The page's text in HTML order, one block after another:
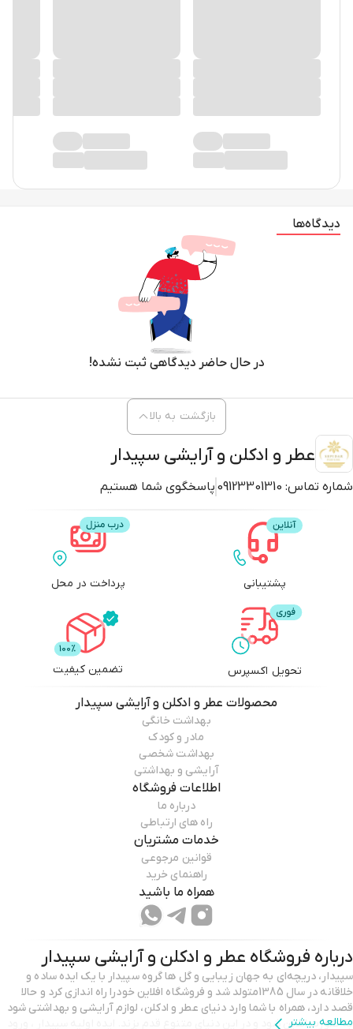
دیدگاه‌ها
در حال حاضر دیدگاهی ثبت نشده!
عطر و ادکلن و آرایشی سپیدار
شماره تماس: 09123301310 پاسخگوی شما هستیم
بازگشت به بالا
پشتیبانی پرداخت در محل
تحویل اکسپرس تضمین کیفیت
محصولات عطر و ادکلن و آرایشی سپیدار
بهداشت خانگی
مادر و کودک
بهداشت شخصی
آرایشی و بهداشتی
اطلاعات فروشگاه
درباره ما
راه های ارتباطی
خدمات مشتریان
قوانین مرجوعی
راهنمای خرید
همراه ما باشید
درباره فروشگاه عطر و ادکلن و آرایشی سپیدار
سپیدار، دریچه‌ای به جهان زیبایی و گل ها گروه سپیدار با یک ایده‌ ساده و
خلاقانه در سال 1385متولد شد و فروشگاه افلاین خودرا راه اندازی کرد و حالا
قصد دارد، همراه با شما وارد دنیای عطر و ادکلن، لوازم آرایشی و بهداشتی شود
مطالعه بیشتر